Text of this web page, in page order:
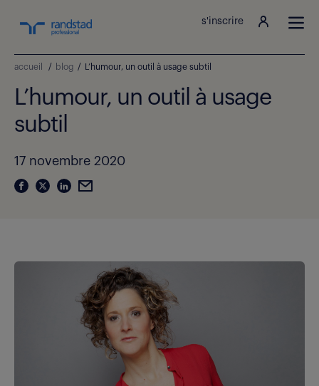
s'inscrire
accueil / blog / L’humour, un outil à usage subtil
L’humour, un outil à usage
subtil
17 novembre 2020